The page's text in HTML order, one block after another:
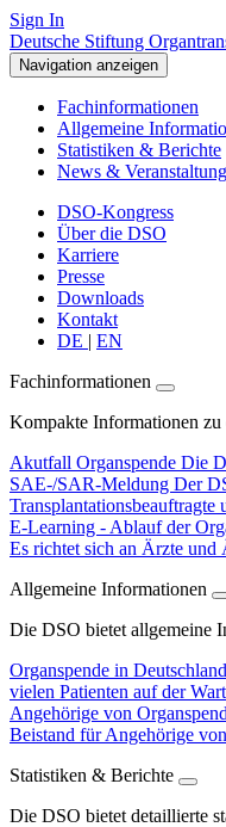
Sign In
Deutsche Stiftung
Navigation anzeigen
Fachinformationen
Allgemeine
Statistiken & Berichte
News &
DSO-Kongress
Über die DSO
Karriere
Presse
Downloads
Kontakt
DE | EN
Fachinformationen
Kompakte Informationen zu
Akutfall Organspende Die
SAE-/SAR-Meldung Der
E-Learning - Ablauf der
Es richtet sich an Ärzte und
Allgemeine Informationen
Die DSO bietet allgemeine
Organspende in Deutschland
vielen Patienten auf der
Angehörige von
Beistand für Angehörige
Statistiken & Berichte
Die DSO bietet detaillierte